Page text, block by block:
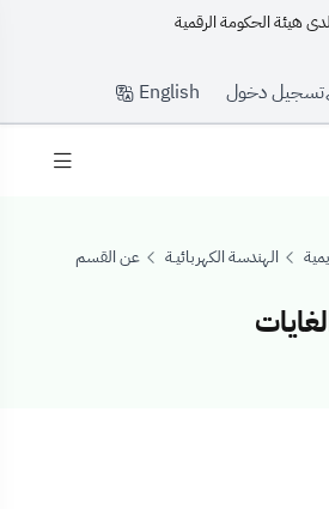
الحكومة الرقمية
تسجيل دخول English
الهندسة الكهربائيـة
عن القسم